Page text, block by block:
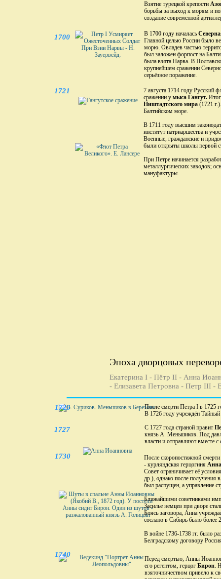
Взятие турецкой крепости
борьбы за выход к морям и
создание современной
Екатерина I - Пётр II - Анна
- Елизавета Петровна - Петр III -
Эпоха дворцовых
После смерти Петра I в 1725
В 1726 году учреждён
C 1727 года страной правит
князь А. Меньшиков. Под
власти и отправляют вместе
1700
1721
1725
1727
1730
1740
7 августа 1714 году Русский
сражении у мыса Гангут.
Ништадтского мира (1721
Балтийском море.
В 1711 году высшим
институт патриаршества и
Военные, гражданские и
были открыты школы первой
При Петре начинается
металлургических заводов;
мануфактуры.
В 1700 году началась
Главной целью России было
морю. Овладев частью
был заложен форпост на
была взята Нарва. В
крупнейшем сражении
серьёзное поражение.
Перед смертью, Анны
его регентом, герцог Бирон.
взяточничеством привело к
После скоропостижной
- курляндская герцогиня
Совет ограничивает её
др.), однако после получения
был распущен, а управление
Ближайшими советниками
Засилье немцев при дворе
Боясь заговора, Анна
сослано в Сибирь было более
В войне 1736-1738 гг. было
Белградскому договору